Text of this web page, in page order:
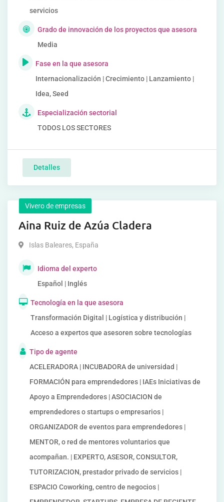
servicios
Grado de innovación de los proyectos que asesora
Media
Fase en la que asesora
Internacionalización | Crecimiento | Lanzamiento |
Idea, Seed
Especialización sectorial
TODOS LOS SECTORES
Detalles
Vivero de empresas
Aina Ruiz de Azúa Cladera
Islas Baleares, España
Idioma del experto
Español | Inglés
Tecnología en la que asesora
Transformación Digital | Logística y distribución |
Acceso a expertos que asesoren sobre tecnologías
Tipo de agente
ACELERADORA | INCUBADORA de universidad |
FORMACIÓN para emprendedores | IAEs Iniciativas de
Apoyo a Emprendedores | ASOCIACION de
emprendedores o startups o empresarios |
ORGANIZADOR de eventos para emprendedores |
MENTOR, o red de mentores voluntarios que
acompañan. | EXPERTO, ASESOR, CONSULTOR,
TUTORIZACION, prestador privado de servicios |
ESPACIO Coworking, centro de negocios |